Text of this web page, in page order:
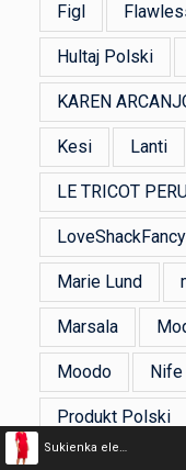
Sukienka elegancka ołówkowa dopasowana z podwyższoną talią czerwona
Figl
Hultaj Polski
KAREN
Kesi Lanti
LE TRICOT
LoveShackFancy
Marie Lund
Marsala
Moodo Nife
Produkt Polski